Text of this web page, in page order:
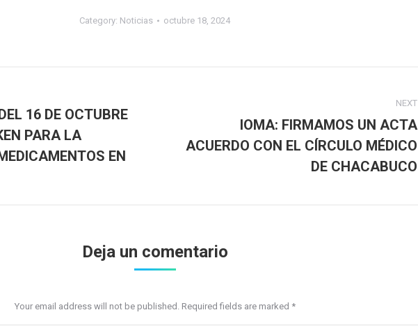
Category: Noticias octubre 18, 2024
16 DE OCTUBRE
PARA LA
EN
NEXT
Next
IOMA: FIRMAMOS UN ACTA
ACUERDO CON EL CÍRCULO MÉDICO
DE CHACABUCO
Deja un comentario
Your email address will not be published. Required fields are marked *